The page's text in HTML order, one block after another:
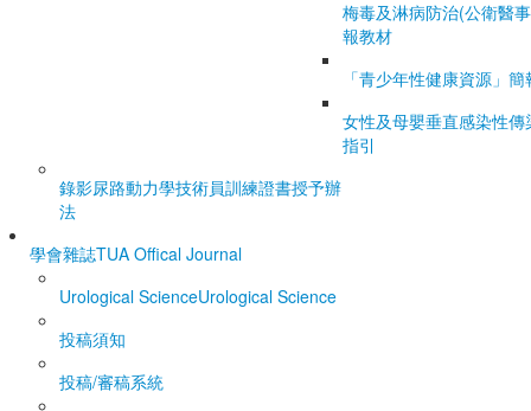
梅毒及淋病防治(公衛醫
報教材
「青少年性健康資源」簡
女性及母嬰垂直感染性
指引
錄影尿路動力學技術員訓練證書授予辦
法
學會雜誌TUA Offical Journal
Urological ScienceUrological Science
投稿須知
投稿/審稿系統